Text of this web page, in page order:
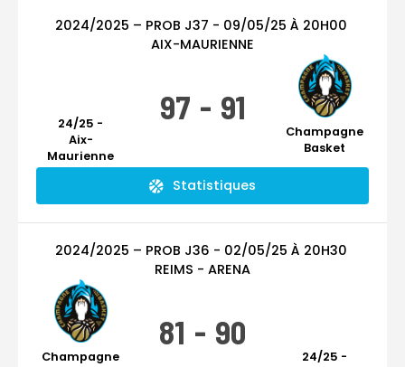
2024/2025 – PROB J37 - 09/05/25 À 20H00
AIX-MAURIENNE
Champagne
Basket
91
-
97
24/25 -
Aix-
Maurienne
Statistiques
2024/2025 – PROB J36 - 02/05/25 À 20H30
REIMS - ARENA
Champagne
81 - 90
24/25 -